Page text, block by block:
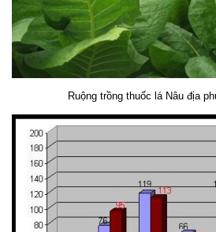
Ruộng trồng thuốc lá Nâu địa